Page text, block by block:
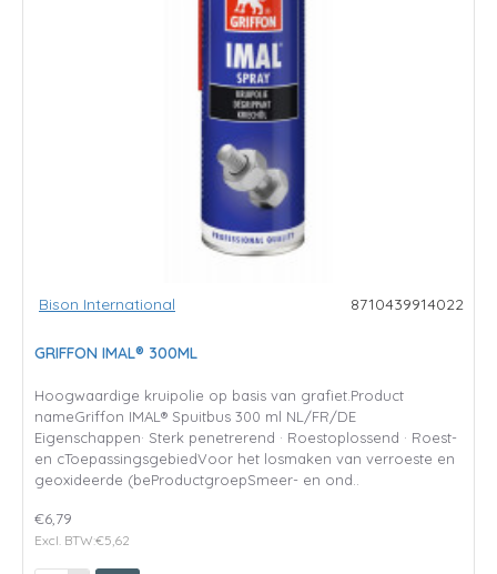
Bison International 8710439914022
GRIFFON IMAL® 300ML
Hoogwaardige kruipolie op basis van grafiet.Product
nameGriffon IMAL® Spuitbus 300 ml NL/FR/DE
Eigenschappen· Sterk penetrerend · Roestoplossend · Roest-
en cToepassingsgebiedVoor het losmaken van verroeste en
geoxideerde (beProductgroepSmeer- en ond..
€6,79
Excl. BTW:€5,62